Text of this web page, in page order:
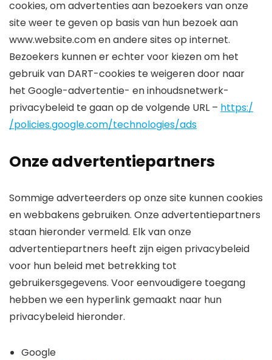
cookies, om advertenties aan bezoekers van onze
site weer te geven op basis van hun bezoek aan
www.website.com en andere sites op internet.
Bezoekers kunnen er echter voor kiezen om het
gebruik van DART-cookies te weigeren door naar
het Google-advertentie- en inhoudsnetwerk-
privacybeleid te gaan op de volgende URL – https:/
/policies.google.com/technologies/ads
Onze advertentiepartners
Sommige adverteerders op onze site kunnen cookies
en webbakens gebruiken. Onze advertentiepartners
staan ​​hieronder vermeld. Elk van onze
advertentiepartners heeft zijn eigen privacybeleid
voor hun beleid met betrekking tot
gebruikersgegevens. Voor eenvoudigere toegang
hebben we een hyperlink gemaakt naar hun
privacybeleid hieronder.
Google